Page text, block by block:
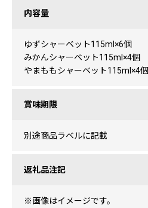
内容量
ゆずシャーベット115ml×6個
みかんシャーベット115ml×4個
やまももシャーベット115ml×4個
賞味期限
別途商品ラベルに記載
返礼品注記
※画像はイメージです。